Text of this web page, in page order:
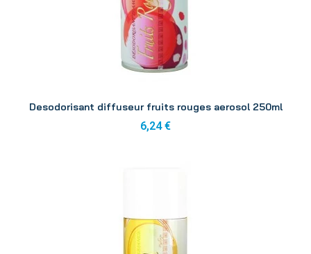
Desodorisant diffuseur fruits rouges aerosol 250ml
6,24 €